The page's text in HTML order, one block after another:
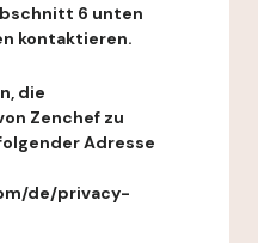
6 unten
kontaktieren.
die
Zenchef zu
Adresse
de/privacy-